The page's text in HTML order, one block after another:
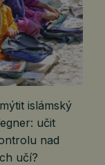
islámský
učit
nad
učí?